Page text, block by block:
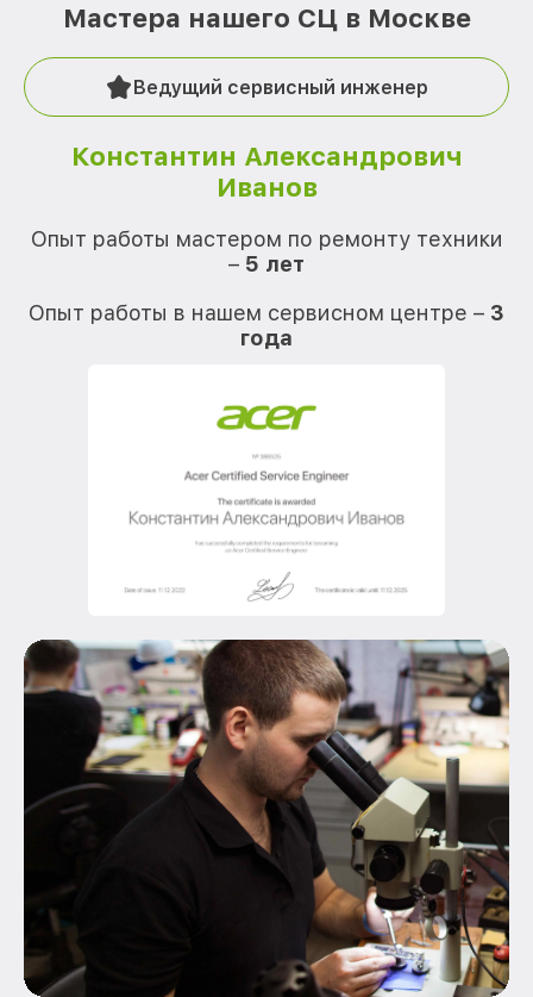
Мастера нашего СЦ в Москве
Ведущий сервисный инженер
Константин Александрович
Иванов
Опыт работы мастером по ремонту техники
– 5 лет
Опыт работы в нашем сервисном центре – 3
года